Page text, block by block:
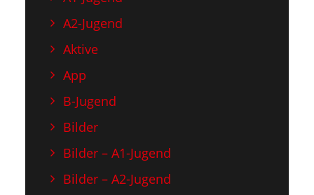
A2-Jugend
Aktive
App
B-Jugend
Bilder
Bilder – A1-Jugend
Bilder – A2-Jugend